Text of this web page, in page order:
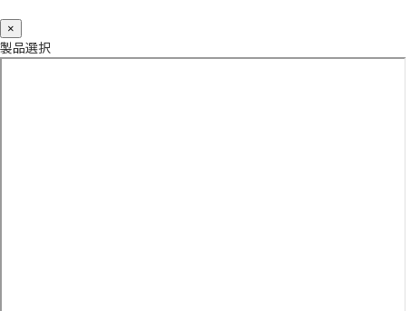
×
製品選択